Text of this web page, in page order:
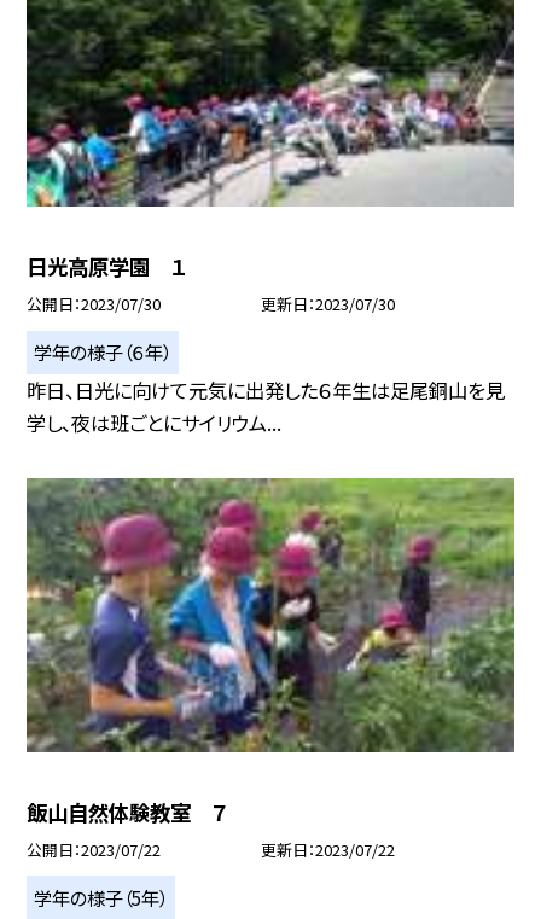
日光高原学園 １
公開日 2023/07/30 更新日 2023/07/30
学年の様子（６年）
昨日、日光に向けて元気に出発した６年生は足尾銅山を見
学し、夜は班ごとにサイリウム...
飯山自然体験教室 ７
公開日 2023/07/22 更新日 2023/07/22
学年の様子（5年）